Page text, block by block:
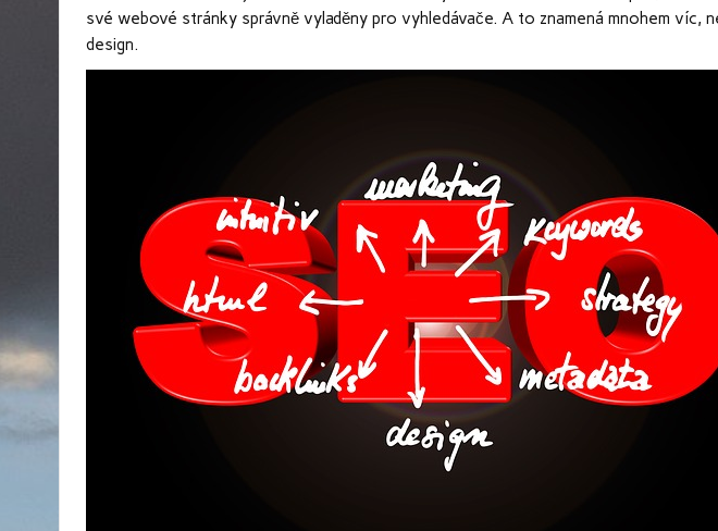
své webové stránky správně vyladěny pro vyhledávače. A to znamená mnohem víc,
design.